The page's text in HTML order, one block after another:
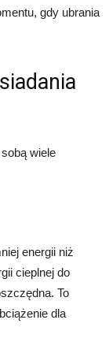
gdy ubrania
wiele
energii niż
cieplnej do
To
dla